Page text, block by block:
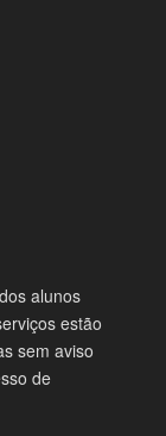
alunos
estão
sem aviso
de